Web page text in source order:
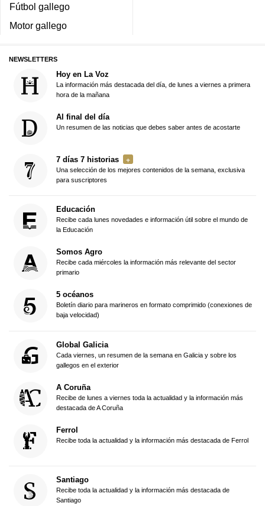
Fútbol gallego
Motor gallego
NEWSLETTERS
Hoy en La Voz
La información más destacada del día, de lunes a viernes a primera
hora de la mañana
Al final del día
Un resumen de las noticias que debes saber antes de acostarte
7 días 7 historias
Una selección de los mejores contenidos de la semana, exclusiva
para suscriptores
Educación
Recibe cada lunes novedades e información útil sobre el mundo de
la Educación
Somos Agro
Recibe cada miércoles la información más relevante del sector
primario
5 océanos
Boletín diario para marineros en formato comprimido (conexiones de
baja velocidad)
Global Galicia
Cada viernes, un resumen de la semana en Galicia y sobre los
gallegos en el exterior
A Coruña
Recibe de lunes a viernes toda la actualidad y la información más
destacada de A Coruña
Ferrol
Recibe toda la actualidad y la información más destacada de Ferrol
Santiago
Recibe toda la actualidad y la información más destacada de
Santiago